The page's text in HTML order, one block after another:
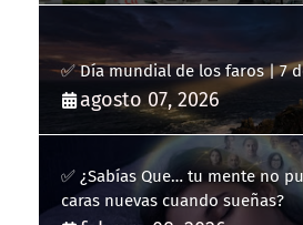
✅ Día mundial de los faros | 7
agosto 07, 2026
✅ ¿Sabías Que… tu mente no
caras nuevas cuando sueñas?